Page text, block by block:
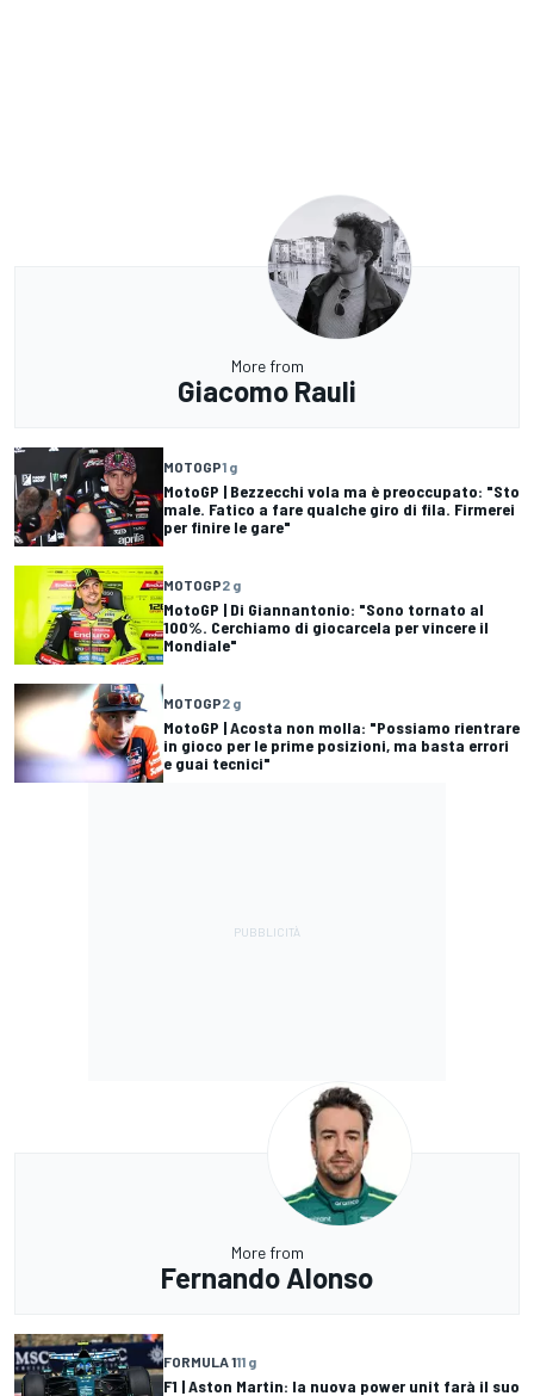
More from
Giacomo Rauli
MOTOGP1 g
MotoGP | Bezzecchi vola ma è preoccupato: "Sto
male. Fatico a fare qualche giro di fila. Firmerei
per finire le gare"
MOTOGP2 g
MotoGP | Di Giannantonio: "Sono tornato al
100%. Cerchiamo di giocarcela per vincere il
Mondiale"
MOTOGP2 g
MotoGP | Acosta non molla: "Possiamo rientrare
in gioco per le prime posizioni, ma basta errori
e guai tecnici"
More from
Fernando Alonso
FORMULA 111 g
F1 | Aston Martin: la nuova power unit farà il suo